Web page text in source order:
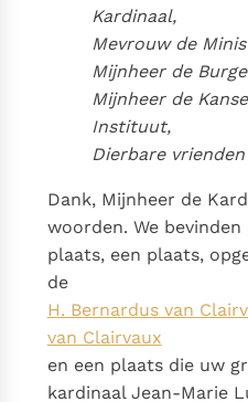
Paus Leo XIV in Pavia: "De
een taak"
Paus in Pavia: St.
"naar het innerlijk" toe te
RK Documenten stelt
kerkelijke documenten
Katholieke Kerk in het
en is volledig
Ik help mee!
Kardinaal,
Mevrouw de
Mijnheer de
Mijnheer de
Instituut,
Dierbare vrienden
Dank, Mijnheer de
woorden. We
plaats, een plaats,
de
H. Bernardus van
van Clairvaux
en een plaats die uw
kardinaal Jean-Marie